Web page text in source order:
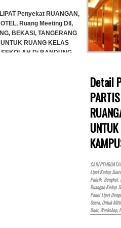
Detail
CARI
Lipat Kedap
Pabrik, Bengkel,
Ruangan Kedap
Panel Lipat
Suara, Untuk
Door, Workshop,
Cari
Untuk